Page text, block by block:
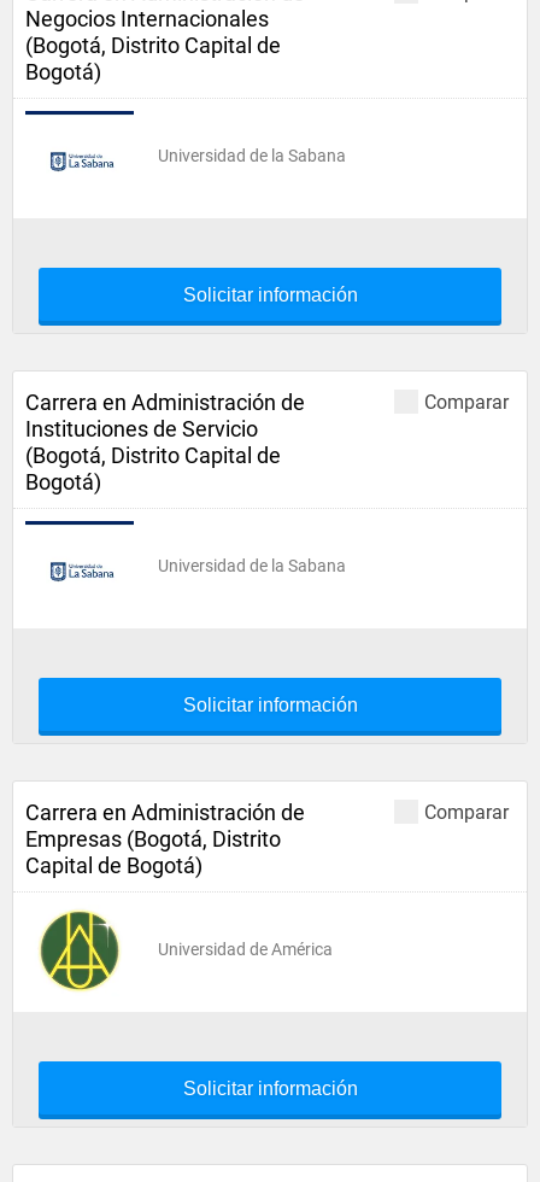
Negocios Internacionales
(Bogotá, Distrito Capital de
Bogotá)
Universidad de la Sabana
Solicitar información
Comparar
Carrera en Administración de
Instituciones de Servicio
(Bogotá, Distrito Capital de
Bogotá)
Universidad de la Sabana
Solicitar información
Comparar
Carrera en Administración de
Empresas (Bogotá, Distrito
Capital de Bogotá)
Universidad de América
Solicitar información